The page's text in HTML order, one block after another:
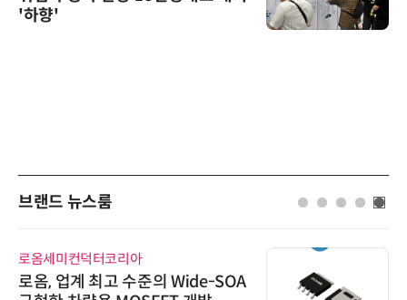
'하향'
브랜드 뉴스룸
시큐어링크, 중소기업기술정보진